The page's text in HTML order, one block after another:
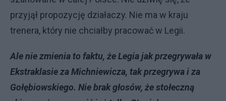
przyjął propozycję działaczy. Nie ma w kraju
trenera, który nie chciałby pracować w Legii.
Ale nie zmienia to faktu, że Legia jak przegrywała w
Ekstraklasie za Michniewicza, tak przegrywa i za
Gołębiowskiego. Nie brak głosów, że stołeczną